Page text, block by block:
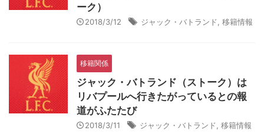
ーク）
2018/3/12 ジャック・バトランド 移籍情報
移籍関係
ジャック・バトランド（ストーク）は
リバプールへ行きたがっているとの報
道がふたたび
2018/3/11 ジャック・バトランド 移籍情報